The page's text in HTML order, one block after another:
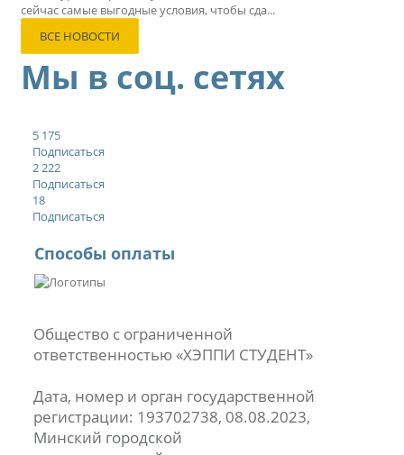
сейчас самые выгодные условия, чтобы сда...
ВСЕ НОВОСТИ
Мы в соц. сетях
5 175
Подписаться
2 222
Подписаться
18
Подписаться
Способы оплаты
Общество с ограниченной
ответственностью «ХЭППИ СТУДЕНТ»
Дата, номер и орган государственной
регистрации: 193702738, 08.08.2023,
Минский городской